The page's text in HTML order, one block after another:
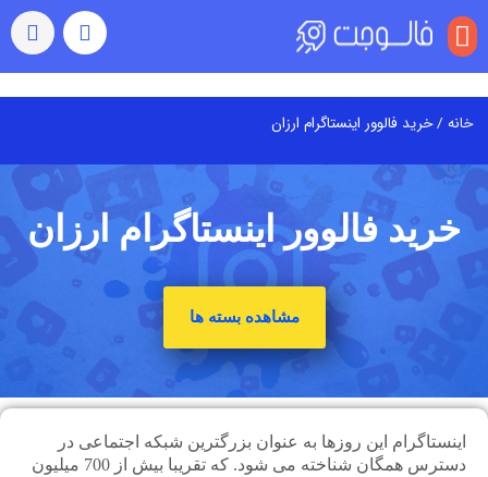
منو
خانه/ خرید فالوور اینستاگرام ارزان
خرید فالوور اینستاگرام ارزان
مشاهده بسته ها
اینستاگرام این روزها به عنوان بزرگترین شبکه اجتماعی در
دسترس همگان شناخته می شود. که تقریبا بیش از 700 میلیون